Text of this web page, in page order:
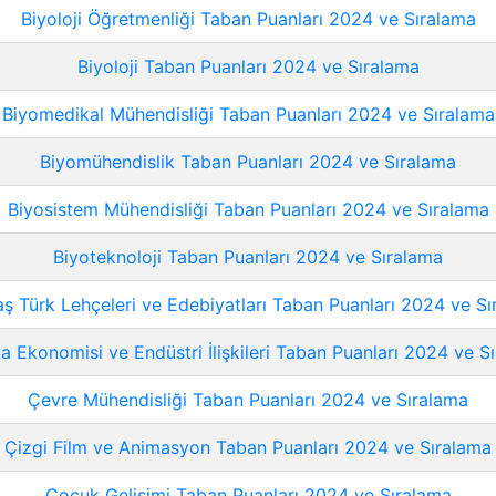
Biyoloji Öğretmenliği Taban Puanları 2024 ve Sıralama
Biyoloji Taban Puanları 2024 ve Sıralama
Biyomedikal Mühendisliği Taban Puanları 2024 ve Sıralama
Biyomühendislik Taban Puanları 2024 ve Sıralama
Biyosistem Mühendisliği Taban Puanları 2024 ve Sıralama
Biyoteknoloji Taban Puanları 2024 ve Sıralama
Türk Lehçeleri ve Edebiyatları Taban Puanları 2024 ve
Ekonomisi ve Endüstri İlişkileri Taban Puanları 2024 ve
Çevre Mühendisliği Taban Puanları 2024 ve Sıralama
Çizgi Film ve Animasyon Taban Puanları 2024 ve Sıralama